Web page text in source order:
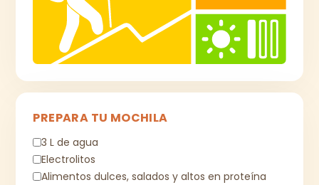
PREPARA TU MOCHILA
3 L de agua
Electrolitos
Alimentos dulces, salados y altos en proteína